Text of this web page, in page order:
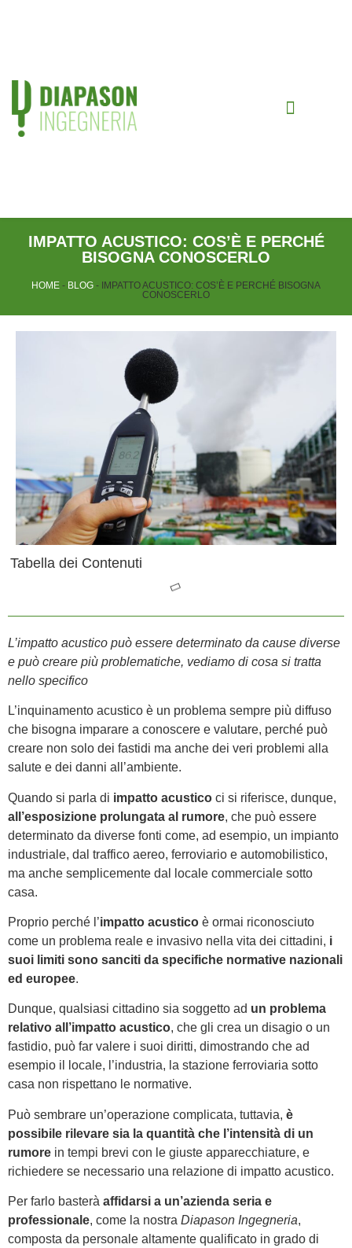
IMPATTO ACUSTICO: COS’È E PERCHÉ
BISOGNA CONOSCERLO
HOME - BLOG - IMPATTO ACUSTICO: COS’È E PERCHÉ BISOGNA
CONOSCERLO
Tabella dei Contenuti
L’impatto acustico può essere determinato da cause diverse
e può creare più problematiche, vediamo di cosa si tratta
nello specifico
L’inquinamento acustico è un problema sempre più diffuso
che bisogna imparare a conoscere e valutare, perché può
creare non solo dei fastidi ma anche dei veri problemi alla
salute e dei danni all’ambiente.
Quando si parla di impatto acustico ci si riferisce, dunque,
all’esposizione prolungata al rumore, che può essere
determinato da diverse fonti come, ad esempio, un impianto
industriale, dal traffico aereo, ferroviario e automobilistico,
ma anche semplicemente dal locale commerciale sotto
casa.
Proprio perché l’impatto acustico è ormai riconosciuto
come un problema reale e invasivo nella vita dei cittadini, i
suoi limiti sono sanciti da specifiche normative nazionali
ed europee.
Dunque, qualsiasi cittadino sia soggetto ad un problema
relativo all’impatto acustico, che gli crea un disagio o un
fastidio, può far valere i suoi diritti, dimostrando che ad
esempio il locale, l’industria, la stazione ferroviaria sotto
casa non rispettano le normative.
Può sembrare un’operazione complicata, tuttavia, è
possibile rilevare sia la quantità che l’intensità di un
rumore in tempi brevi con le giuste apparecchiature, e
richiedere se necessario una relazione di impatto acustico.
Per farlo basterà affidarsi a un’azienda seria e
professionale, come la nostra Diapason Ingegneria,
composta da personale altamente qualificato in grado di